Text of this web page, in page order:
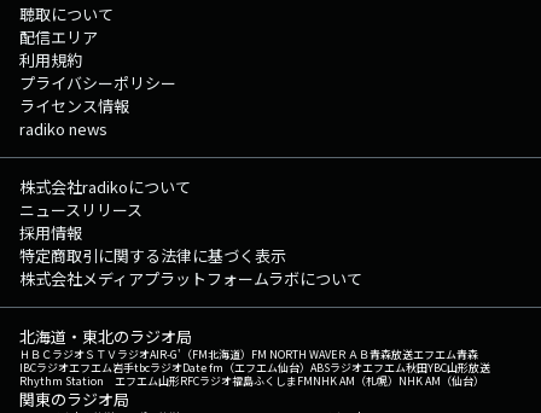
聴取について
配信エリア
利用規約
プライバシーポリシー
ライセンス情報
radiko news
株式会社radikoについて
ニュースリリース
採用情報
特定商取引に関する法律に基づく表示
株式会社メディアプラットフォームラボについて
北海道・東北のラジオ局
ＨＢＣラジオＳＴＶラジオAIR-G'（FM北海道） FM NORTH WAVEＲＡＢ青森放送エフエム青森
IBCラジオエフエム岩手tbcラジオDate fm（エフエム仙台） ABSラジオエフエム秋田YBC山形放送
Rhythm Station エフエム山形RFCラジオ福島ふくしまFMNHK AM（札幌） NHK AM（仙台）
関東のラジオ局